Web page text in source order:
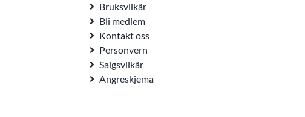
Bruksvilkår
Bli medlem
Kontakt oss
Personvern
Salgsvilkår
Angreskjema